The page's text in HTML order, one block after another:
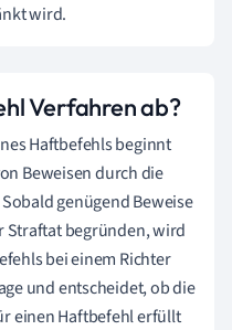
wird.
Verfahren ab?
Haftbefehls beginnt
Beweisen durch die
genügend Beweise
Straftat begründen, wird
bei einem Richter
und entscheidet, ob die
einen Haftbefehl erfüllt